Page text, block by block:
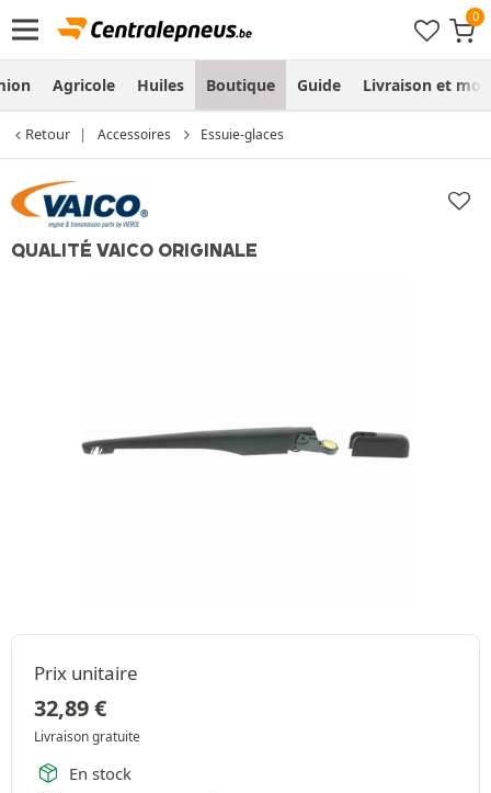
Agricole Huiles Boutique Guide Livraison et
Retour Accessoires Essuie-glaces
QUALITÉ VAICO ORIGINALE
Prix unitaire
32,89€
Livraison gratuite
En stock